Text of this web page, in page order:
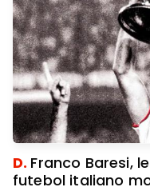
D. Franco Baresi,
futebol italiano